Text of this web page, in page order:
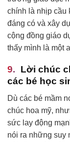
chính là nhịp cầu
đáng có và xây
cộng đồng giáo
thấy mình là một
Lời chúc
các bé học
Dù các bé mầm
chúc hoa mỹ,
sức lay động
nói ra những suy